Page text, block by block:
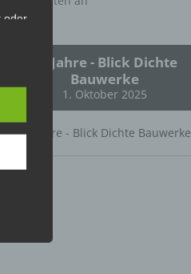
25 Jahre - Blick Dichte
Bauwerke
1. Oktober 2025
25 Jahre - Blick Dichte Bauwerke
oder